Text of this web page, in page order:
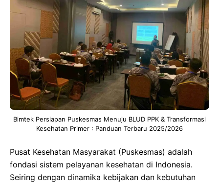
Bimtek Persiapan Puskesmas Menuju BLUD PPK & Transformasi
Kesehatan Primer : Panduan Terbaru 2025/2026
Pusat Kesehatan Masyarakat (Puskesmas) adalah
fondasi sistem pelayanan kesehatan di Indonesia.
Seiring dengan dinamika kebijakan dan kebutuhan